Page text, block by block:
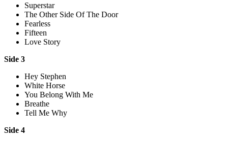
Superstar
The Other Side Of The Door
Fearless
Fifteen
Love Story
Side 3
Hey Stephen
White Horse
You Belong With Me
Breathe
Tell Me Why
Side 4